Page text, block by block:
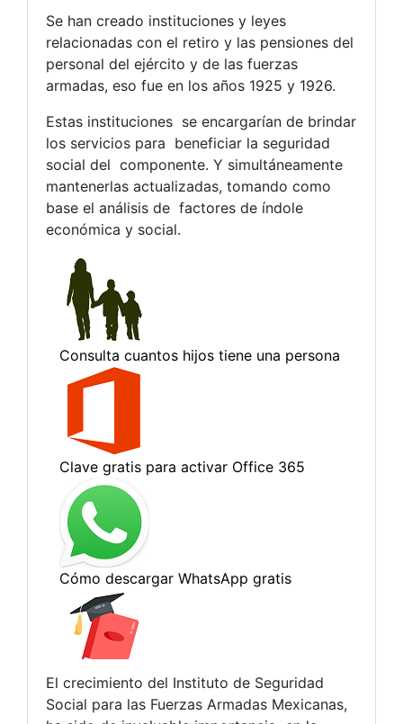
Se han creado instituciones y leyes
relacionadas con el retiro y las pensiones del
personal del ejército y de las fuerzas
armadas, eso fue en los años 1925 y 1926.
Estas instituciones se encargarían de brindar
los servicios para beneficiar la seguridad
social del componente. Y simultáneamente
mantenerlas actualizadas, tomando como
base el análisis de factores de índole
económica y social.
El crecimiento del Instituto de Seguridad
Social para las Fuerzas Armadas Mexicanas,